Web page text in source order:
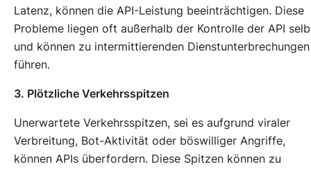
Latenz, können die API-Leistung beeinträchtigen. Diese
Probleme liegen oft außerhalb der Kontrolle der API
und können zu intermittierenden Dienstunterbrechungen
führen.
3. Plötzliche Verkehrsspitzen
Unerwartete Verkehrsspitzen, sei es aufgrund viraler
Verbreitung, Bot-Aktivität oder böswilliger Angriffe,
können APIs überfordern. Diese Spitzen können zu